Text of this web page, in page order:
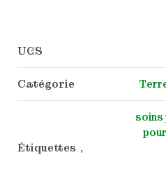
UGS
Catégorie
Étiquettes ,
soins